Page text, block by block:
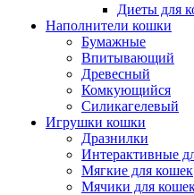
Диеты для
Наполнители кошки
Бумажные
Впитывающий
Древесный
Комкующийся
Силикагелевый
Игрушки кошки
Дразнилки
Интерактивные
Мягкие для кошек
Мячики для